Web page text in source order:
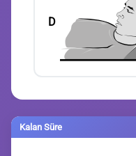
D
Kalan Süre